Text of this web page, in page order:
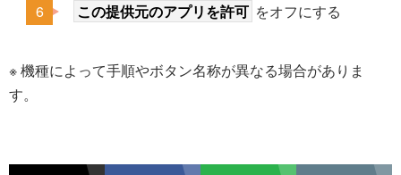
この提供元のアプリを許可 をオフにする
※ 機種によって手順やボタン名称が異なる場合がありま
す。